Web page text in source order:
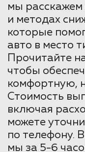
мы расскажем
и методах
которые
авто в место
Прочитайте
чтобы
комфортную,
Стоимость
включая
можете
по телефону.
мы за 5-6